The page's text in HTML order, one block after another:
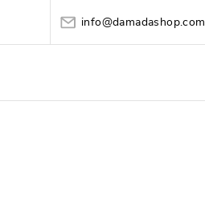
info@damadashop.com